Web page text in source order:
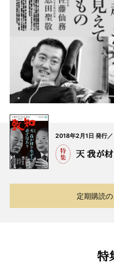
2018年2月1日 発行
天 我が
定期購読
特